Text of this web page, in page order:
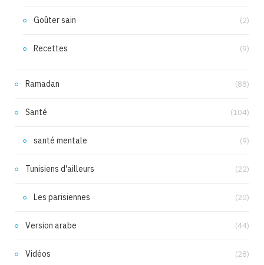
Goûter sain (2)
Recettes (9)
Ramadan (88)
Santé (104)
santé mentale (9)
Tunisiens d'ailleurs (22)
Les parisiennes (20)
Version arabe (44)
Vidéos (28)